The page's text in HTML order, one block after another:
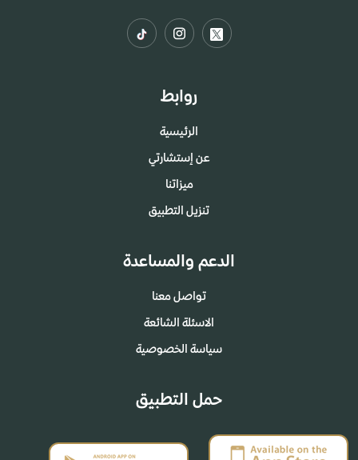
روابط
الرئيسية
عن إستشارتي
ميزاتنا
تنزيل التطبيق
الدعم والمساعدة
تواصل معنا
الاسئلة الشائعة
سياسة الخصوصية
حمل التطبيق